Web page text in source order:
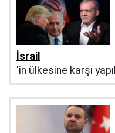
İsrail
'in ülkesine karşı